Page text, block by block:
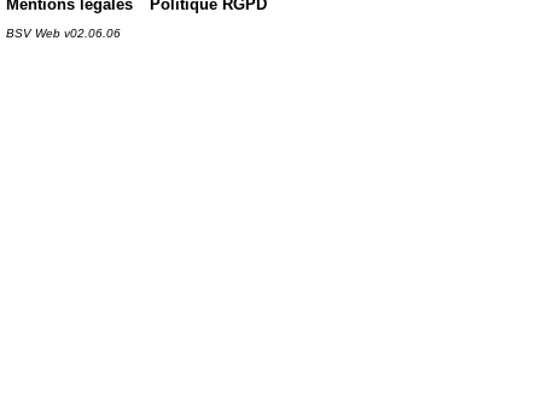
Mentions légales Politique RGPD
BSV Web v02.06.06